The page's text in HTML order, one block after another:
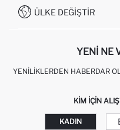
KAMPANYALAR
0850 333 22 86
ÜLKE DEĞIŞTIR
YENI NE
YENILIKLERDEN HABERDAR
KIM IÇIN
KADIN